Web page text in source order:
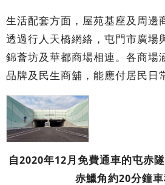
生活配套方面，屋苑基座及周邊
透過行人天橋網絡，屯門市廣場
錦薈坊及華都商場相連。各商場
品牌及民生商舖，能應付居民日
自2020年12月免費通車的屯赤
赤鱲角約20分鐘